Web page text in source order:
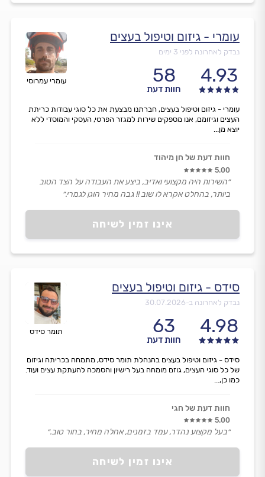
עומרי עמרוסי
עומרי - גיזום וטיפול בעצים
נבדק לאחרונה לפני 3 ימים
4.93
58
חוות דעת
אינו זמין לשיחה
עומרי - גיזום וטיפול בעצים, חברתנו מבצעת את כל סוגי עבודות כריתת
העצים וגיזומם, אנו מספקים שירות למגזר הפרטי, העסקי והמוסדי ללא
יוצא מן...
חוות דעת של חן מיהוד
5.00
״השירות היה מקצועי ואדיב, ביצע את העבודה על הצד הטוב
ביותר, בהחלט אקרא לו שוב !! גבה מחיר הוגן לגמרי.״
תומר סידס
סידס - גיזום וטיפול בעצים
נבדק לאחרונה ב-30.07.2026
4.98
63
חוות דעת
אינו זמין לשיחה
סידס - גיזום וטיפול בעצים בהנהלת תומר סידס, מתמחה בכריתה וגיזום
של כל סוגי העצים, גוזם מומחה בעל רישיון והסמכה להעתקת עצים ועוד.
כמו כן,...
חוות דעת של חגי
5.00
״בעל מקצוע נהדר, עמד בזמנים, אחלה מחיר, בחור טוב.״